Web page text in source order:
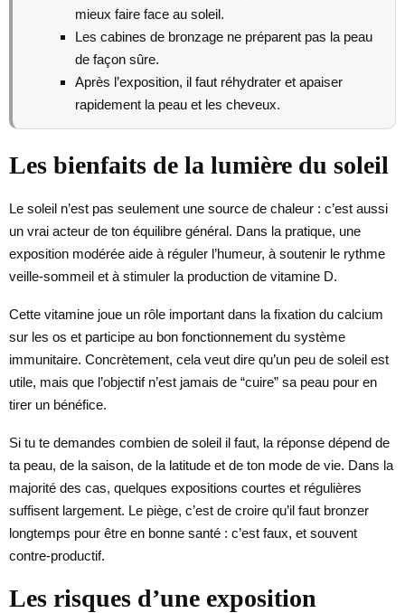
mieux faire face au soleil.
Les cabines de bronzage ne préparent pas la peau
de façon sûre.
Après l’exposition, il faut réhydrater et apaiser
rapidement la peau et les cheveux.
Les bienfaits de la lumière du soleil
Le soleil n’est pas seulement une source de chaleur : c’est aussi
un vrai acteur de ton équilibre général. Dans la pratique, une
exposition modérée aide à réguler l’humeur, à soutenir le rythme
veille-sommeil et à stimuler la production de vitamine D.
Cette vitamine joue un rôle important dans la fixation du calcium
sur les os et participe au bon fonctionnement du système
immunitaire. Concrètement, cela veut dire qu’un peu de soleil est
utile, mais que l’objectif n’est jamais de “cuire” sa peau pour en
tirer un bénéfice.
Si tu te demandes combien de soleil il faut, la réponse dépend de
ta peau, de la saison, de la latitude et de ton mode de vie. Dans la
majorité des cas, quelques expositions courtes et régulières
suffisent largement. Le piège, c’est de croire qu’il faut bronzer
longtemps pour être en bonne santé : c’est faux, et souvent
contre-productif.
Les risques d’une exposition